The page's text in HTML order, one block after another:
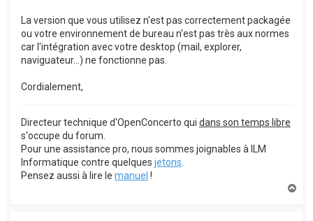
La version que vous utilisez n'est pas correctement packagée
ou votre environnement de bureau n'est pas très aux normes
car l'intégration avec votre desktop (mail, explorer,
naviguateur...) ne fonctionne pas.
Cordialement,
Directeur technique d'OpenConcerto qui dans son temps libre
s'occupe du forum.
Pour une assistance pro, nous sommes joignables à ILM
Informatique contre quelques jetons
Pensez aussi à lire le manuel !